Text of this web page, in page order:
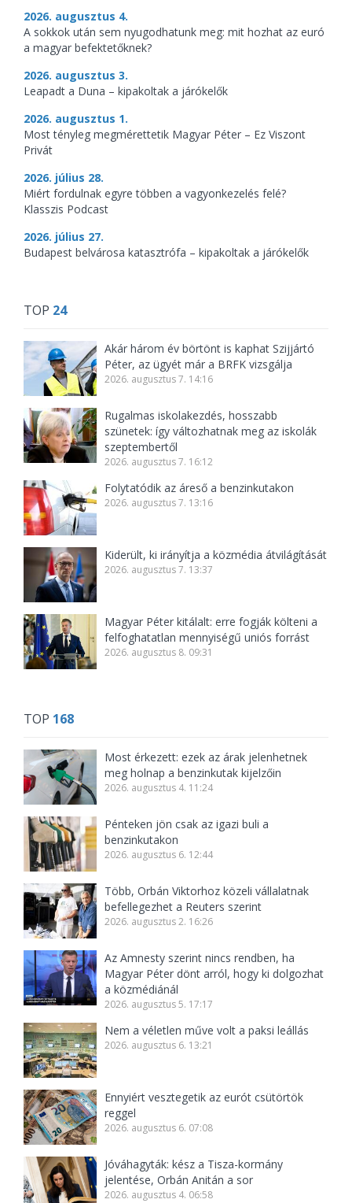
2026. augusztus 4.
A sokkok után sem nyugodhatunk meg: mit hozhat az euró
a magyar befektetőknek?
2026. augusztus 3.
Leapadt a Duna – kipakoltak a járókelők
2026. augusztus 1.
Most tényleg megmérettetik Magyar Péter – Ez Viszont
Privát
2026. július 28.
Miért fordulnak egyre többen a vagyonkezelés felé?
Klasszis Podcast
2026. július 27.
Budapest belvárosa katasztrófa – kipakoltak a járókelők
TOP 24
Akár három év börtönt is kaphat Szijjártó
Péter, az ügyét már a BRFK vizsgálja
2026. augusztus 7. 14:16
Rugalmas iskolakezdés, hosszabb
szünetek: így változhatnak meg az iskolák
szeptembertől
2026. augusztus 7. 16:12
Folytatódik az áreső a benzinkutakon
2026. augusztus 7. 13:16
Kiderült, ki irányítja a közmédia átvilágítását
2026. augusztus 7. 13:37
Magyar Péter kitálalt: erre fogják költeni a
felfoghatatlan mennyiségű uniós forrást
2026. augusztus 8. 09:31
TOP 168
Most érkezett: ezek az árak jelenhetnek
meg holnap a benzinkutak kijelzőin
2026. augusztus 4. 11:24
Pénteken jön csak az igazi buli a
benzinkutakon
2026. augusztus 6. 12:44
Több, Orbán Viktorhoz közeli vállalatnak
befellegezhet a Reuters szerint
2026. augusztus 2. 16:26
Az Amnesty szerint nincs rendben, ha
Magyar Péter dönt arról, hogy ki dolgozhat
a közmédiánál
2026. augusztus 5. 17:17
Nem a véletlen műve volt a paksi leállás
2026. augusztus 6. 13:21
Ennyiért vesztegetik az eurót csütörtök
reggel
2026. augusztus 6. 07:08
Jóváhagyták: kész a Tisza-kormány
jelentése, Orbán Anitán a sor
2026. augusztus 4. 06:58